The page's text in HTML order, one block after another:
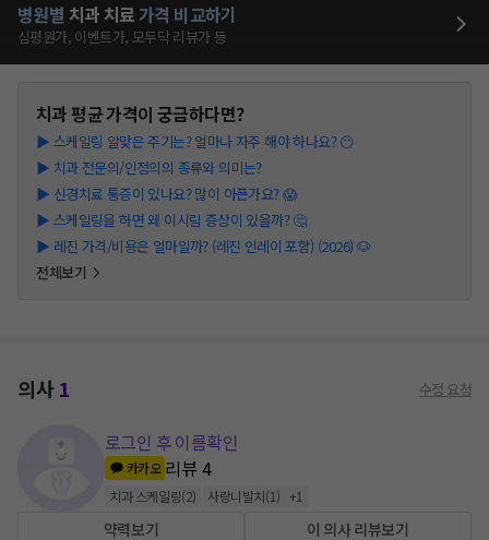
병원별 치과 치료가격 비교하기
심평원가, 이벤트가, 모두닥 리뷰가 등
치과평균 가격이 궁금하다면?
▶ 스케일링 알맞은 주기는? 얼마나 자주 해야 하나요? 😶
▶ 치과 전문의/인정의의 종류와 의미는?
▶ 신경치료 통증이 있나요? 많이 아픈가요? 😱
▶ 스케일링을 하면 왜 이시림 증상이 있을까? 🤔
▶ 레진 가격/비용은 얼마일까? (레진 인레이 포함) (2026) 🐶
전체보기
의사1 수정 요청
로그인 후 이름확인
카카오 리뷰4
치과 스케일링(2) 사랑니발치(1) +1
약력보기 이 의사 리뷰보기